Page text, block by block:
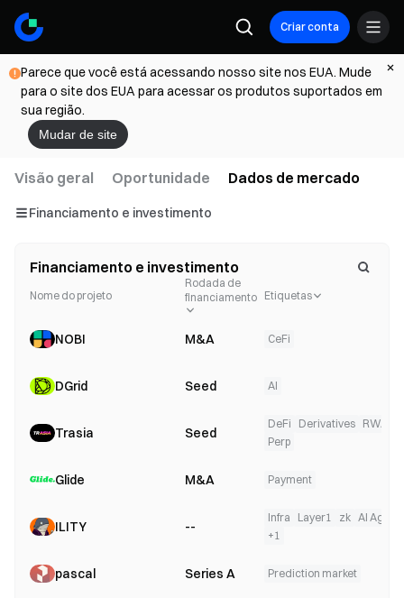
Criar conta
Parece que você está acessando nosso site nos EUA. Mude
para o site dos EUA para acessar os produtos suportados em
sua região.
Mudar de site
Visão geral Oportunidade Dados de mercado
Financiamento e investimento
Financiamento e investimento
Nome do projeto
Rodada de
financiamento Etiquetas
NOBI M&A CeFi
DGrid Seed AI
Trasia Seed
DeFi Derivatives RWA
Perp
Glide M&A Payment
ILITY --
Infra Layer1 zk AI Agent
+1
pascal Series A Prediction market